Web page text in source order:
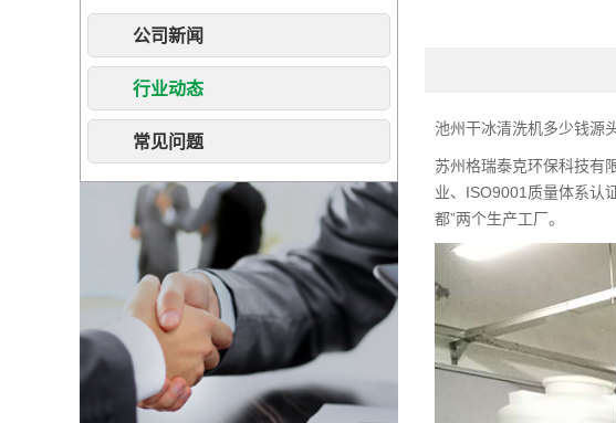
公司新闻
行业动态
常见问题
池州干冰清洗机多少钱源
苏州格瑞泰克环保科技有
业、ISO9001质量体系认
都”两个生产工厂。